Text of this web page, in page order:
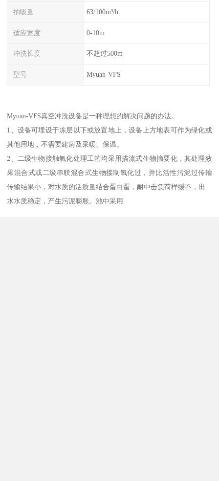
抽吸量 63/100m³/h
适应宽度 0-10m
冲洗长度 不超过500m
型号 Myuan-VFS
Myuan-VFS真空冲洗设备是一种理想的解决问题的办法。
1、设备可埋设于冻层以下或放置地上，设备上方地表可作为绿化或
其他用地，不需要建房及采暖、保温。
2、二级生物接触氧化处理工艺均采用描流式生物摘要化，其处理效
果混合式或二级串联混合式生物接制氧化过，并比活性污泥过传输
传输结果小，对水质的活质量结合蛋白蛋，耐中击负荷样缓不，出
水水质稳定，产生污泥膨胀。池中采用